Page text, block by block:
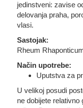
jedinstveni: zavise
delovanja praha,
vlasi.
Sastojak:
Rheum
Način upotrebe:
Uputstva za
U velikoj posudi
ne dobijete